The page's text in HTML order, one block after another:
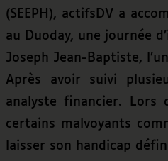
(SEEPH), actifsDV a
au Duoday, une journée
Joseph Jean-Baptiste,
Après avoir suivi
analyste financier. Lors
certains malvoyants
laisser son handicap